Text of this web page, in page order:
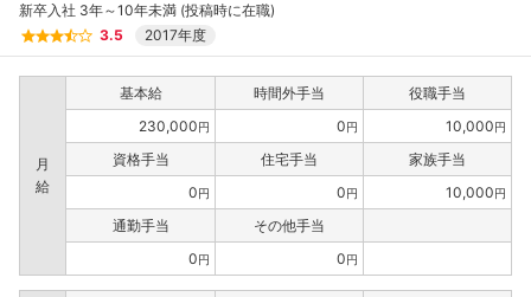
新卒入社 3年～10年未満 (投稿時に在職)
3.5
2017年度
月
給
基本給 時間外手当
役職手当
230,000円 0円 10,000円
資格手当 住宅手当
家族手当
0円 0円 10,000円
通勤手当
その他手当
0円 0円